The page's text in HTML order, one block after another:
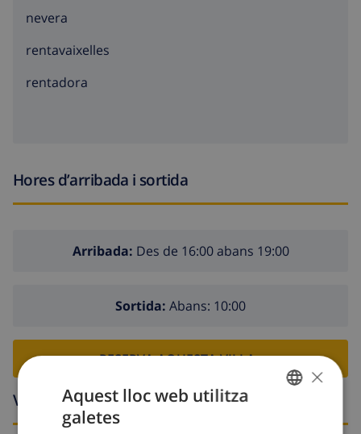
nevera
rentavaixelles
rentadora
Hores d’arribada i sortida
Arribada: Des de 16:00 abans 19:00
Sortida: Abans: 10:00
RESERVA AQUESTA VILLA ›
Voltants
×
Aquest lloc web utilitza
galetes